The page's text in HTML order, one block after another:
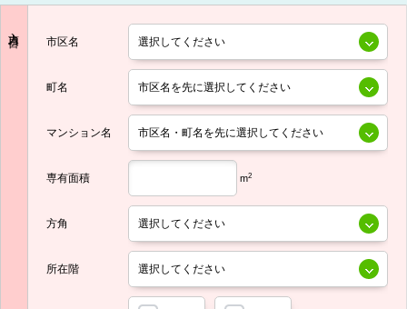
市区名
町名
マンション名
専有面積 m2
方角
所在階